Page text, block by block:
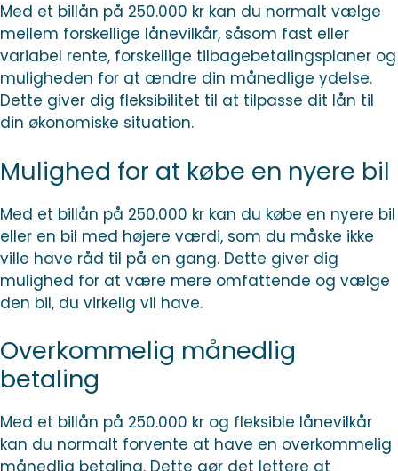
Med et billån på 250.000 kr kan du normalt vælge
mellem forskellige lånevilkår, såsom fast eller
variabel rente, forskellige tilbagebetalingsplaner og
muligheden for at ændre din månedlige ydelse.
Dette giver dig fleksibilitet til at tilpasse dit lån til
din økonomiske situation.
Mulighed for at købe en nyere bil
Med et billån på 250.000 kr kan du købe en nyere bil
eller en bil med højere værdi, som du måske ikke
ville have råd til på en gang. Dette giver dig
mulighed for at være mere omfattende og vælge
den bil, du virkelig vil have.
Overkommelig månedlig
betaling
Med et billån på 250.000 kr og fleksible lånevilkår
kan du normalt forvente at have en overkommelig
månedlig betaling. Dette gør det lettere at